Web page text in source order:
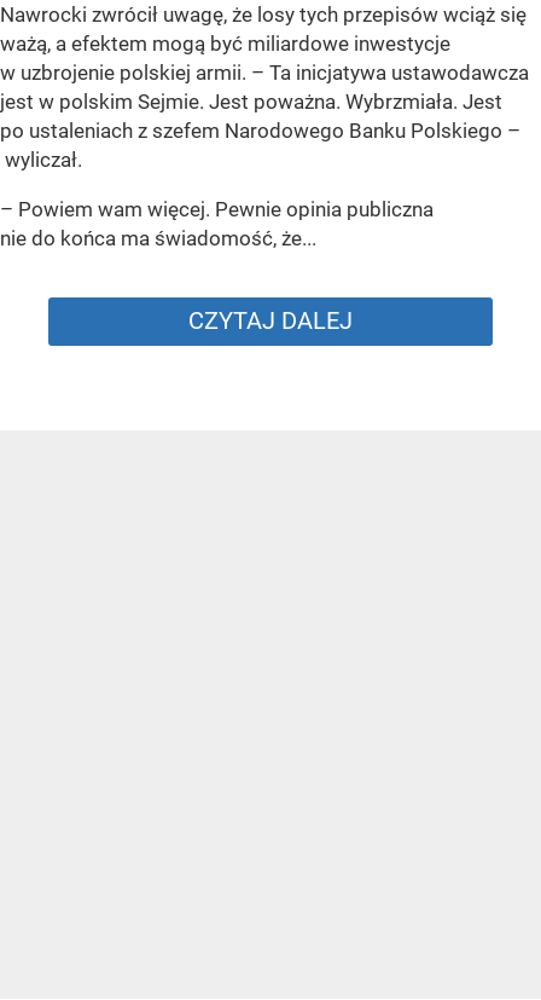
Nawrocki zwrócił uwagę, że losy tych przepisów wciąż się
ważą, a efektem mogą być miliardowe inwestycje
w uzbrojenie polskiej armii. – Ta inicjatywa ustawodawcza
jest w polskim Sejmie. Jest poważna. Wybrzmiała. Jest
po ustaleniach z szefem Narodowego Banku Polskiego –
wyliczał.
– Powiem wam więcej. Pewnie opinia publiczna
nie do końca ma świadomość, że...
CZYTAJ DALEJ